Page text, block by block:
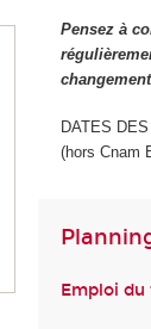
psychologie
présentation
des
Pensez à
DATES
(hors Cnam
Emploi du